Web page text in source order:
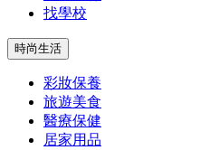
找學校
時尚生活
彩妝保養
旅遊美食
醫療保健
居家用品